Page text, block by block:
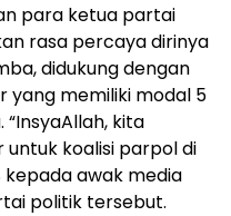
para ketua partai
rasa percaya dirinya
didukung dengan
yang memiliki modal 5
kita
koalisi parpol di
kepada awak media
politik tersebut.